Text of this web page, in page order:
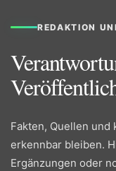
REDAKTION
Fakten, Quellen
erkennbar bleiben.
Ergänzungen oder